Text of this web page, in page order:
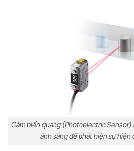
Cảm biến quang (Photoelectric
ánh sáng để phát hiện sự hiện